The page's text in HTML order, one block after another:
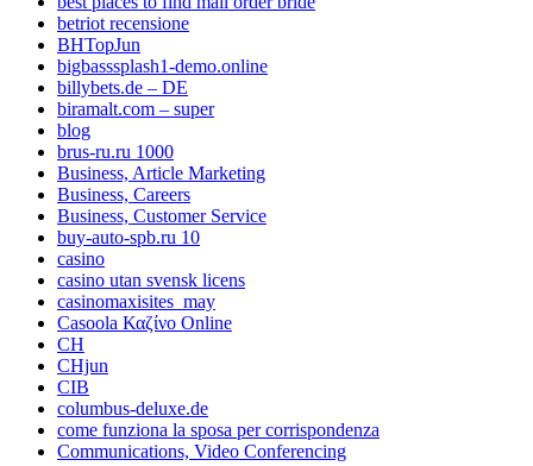
betriot recensione
BHTopJun
bigbasssplash1-demo.online
billybets.de – DE
biramalt.com – super
blog
brus-ru.ru 1000
Business, Article Marketing
Business, Careers
Business, Customer Service
buy-auto-spb.ru 10
casino
casino utan svensk licens
casinomaxisites_may
Casoola Καζίνο Online
CH
CHjun
CIB
columbus-deluxe.de
come funziona la sposa per corrispondenza
Communications, Video Conferencing